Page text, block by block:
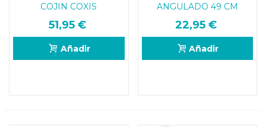
COJIN COXIS
51,95 €
Añadir
ANGULADO 49 CM
22,95 €
Añadir